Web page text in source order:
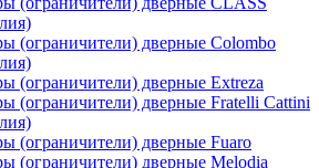
(ограничители) дверные Colombo
(ограничители) дверные Extreza
(ограничители) дверные Fratelli Cattini
(ограничители) дверные Fuaro
(ограничители) дверные Melodia